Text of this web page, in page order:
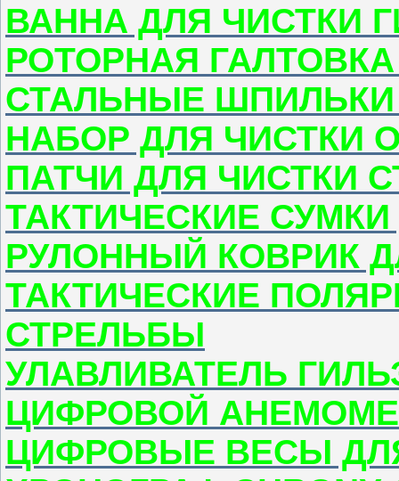
ВАННА ДЛЯ ЧИСТКИ
РОТОРНАЯ
СТАЛЬНЫЕ ШПИЛЬКИ
НАБОР ДЛЯ ЧИСТКИ
ПАТЧИ ДЛЯ ЧИСТКИ
ТАКТИЧЕСКИЕ
РУЛОННЫЙ КОВРИК
ТАКТИЧЕСКИЕ
СТРЕЛЬБЫ
УЛАВЛИВАТЕЛЬ
ЦИФРОВОЙ
ЦИФРОВЫЕ ВЕСЫ